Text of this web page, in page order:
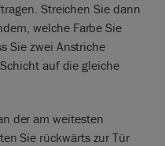
Streichen Sie dann
welche Farbe Sie
Sie zwei Anstriche
auf die gleiche
der am weitesten
Sie rückwärts zur Tür